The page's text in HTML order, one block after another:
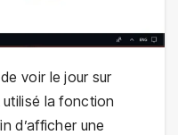
voir le jour sur
la fonction
d’afficher une